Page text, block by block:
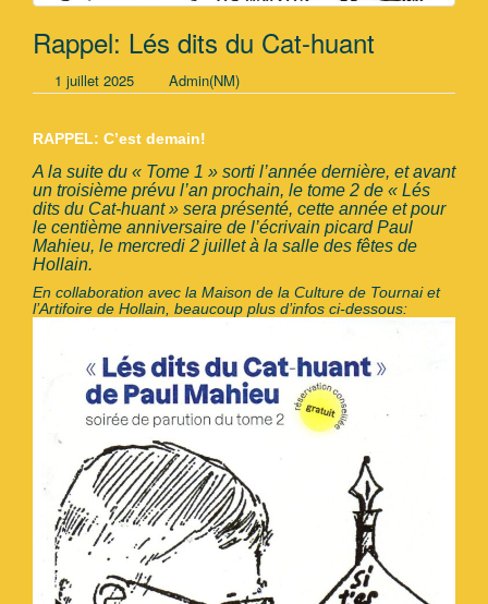
Rappel: Lés dits du Cat-huant
1 juillet 2025 Admin(NM)
RAPPEL: C’est demain!
A la suite du « Tome 1 » sorti l’année dernière, et avant
un troisième prévu l’an prochain, le tome 2 de « Lés
dits du Cat-huant » sera présenté, cette année et pour
le centième anniversaire de l’écrivain picard Paul
Mahieu, le mercredi 2 juillet à la salle des fêtes de
Hollain.
En collaboration avec la Maison de la Culture de Tournai et
l’Artifoire de Hollain, beaucoup plus d’infos ci-dessous: